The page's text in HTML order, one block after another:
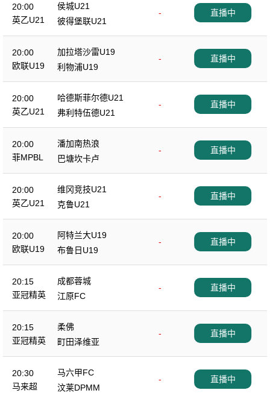
20:00
英乙U21
侯城U21
-
彼得堡联U21
直播中
20:00
欧联U19
加拉塔沙雷U19
-
利物浦U19
直播中
20:00
英乙U21
哈德斯菲尔德U21
-
弗利特伍德U21
直播中
20:00
菲MPBL
潘加南热浪
-
巴塘坎卡卢
直播中
20:00
英乙U21
维冈竞技U21
-
克鲁U21
直播中
20:00
欧联U19
阿特兰大U19
-
布鲁日U19
直播中
20:15
亚冠精英
成都蓉城
-
江原FC
直播中
20:15
亚冠精英
柔佛
-
町田泽维亚
直播中
20:30
马来超
马六甲FC
-
汶莱DPMM
直播中